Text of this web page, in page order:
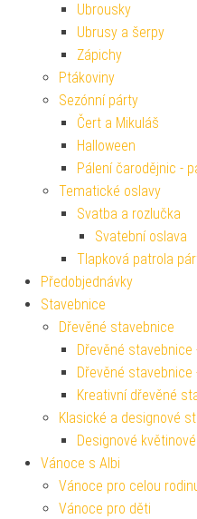
Ubrousky
Ubrusy a šerpy
Zápichy
Ptákoviny
Sezónní párty
Čert a Mikuláš
Halloween
Pálení čarodějnic -
Tematické oslavy
Svatba a rozlučka
Svatební oslava
Tlapková patrola
Předobjednávky
Stavebnice
Dřevěné stavebnice
Dřevěné stavebnice
Dřevěné
Kreativní dřevěné
Klasické a designové
Designové
Vánoce s Albi
Vánoce pro celou
Vánoce pro děti